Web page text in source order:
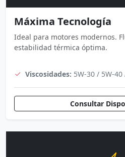
Máxima Tecnología
Ideal para motores modernos.
estabilidad térmica óptima.
Viscosidades: 5W-30 / 5W-40
Consultar